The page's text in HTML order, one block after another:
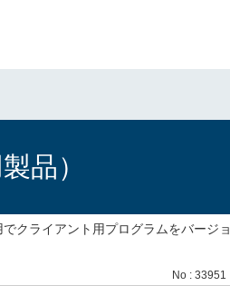
品）
クライアント用プログラムをバージョ
No : 33951